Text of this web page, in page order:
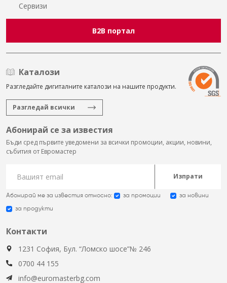
Сервизи
B2B портал
Каталози
Разгледайте дигиталните каталози на нашите продукти.
Разгледай всички
Абонирай се за известия
Бъди сред първите уведомени за всички промоции, акции, новини,
събития от Евромастер
Изпрати
Абонирай ме за известия относно: за промоции за новини
за продукти
Контакти
1231 София, Бул. “Ломско шосе”№ 246
0700 44 155
info@euromasterbg.com